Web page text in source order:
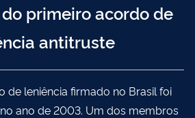
primeiro acordo de
antitruste
de leniência firmado no Brasil foi
ano de 2003. Um dos membros